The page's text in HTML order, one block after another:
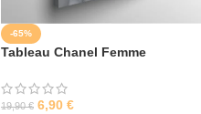
-65%
Tableau Chanel Femme
19,90€ 6,90 €